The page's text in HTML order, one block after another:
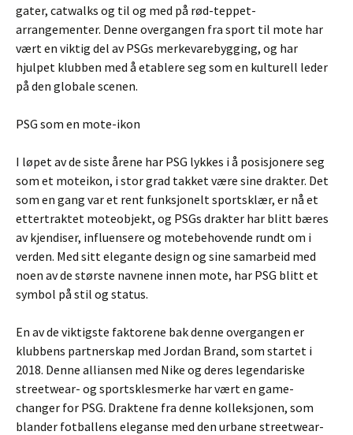
gater, catwalks og til og med på rød-teppet-
arrangementer. Denne overgangen fra sport til mote har
vært en viktig del av PSGs merkevarebygging, og har
hjulpet klubben med å etablere seg som en kulturell leder
på den globale scenen.
PSG som en mote-ikon
I løpet av de siste årene har PSG lykkes i å posisjonere seg
som et moteikon, i stor grad takket være sine drakter. Det
som en gang var et rent funksjonelt sportsklær, er nå et
ettertraktet moteobjekt, og PSGs drakter har blitt bæres
av kjendiser, influensere og motebehovende rundt om i
verden. Med sitt elegante design og sine samarbeid med
noen av de største navnene innen mote, har PSG blitt et
symbol på stil og status.
En av de viktigste faktorene bak denne overgangen er
klubbens partnerskap med Jordan Brand, som startet i
2018. Denne alliansen med Nike og deres legendariske
streetwear- og sportsklesmerke har vært en game-
changer for PSG. Draktene fra denne kolleksjonen, som
blander fotballens eleganse med den urbane streetwear-